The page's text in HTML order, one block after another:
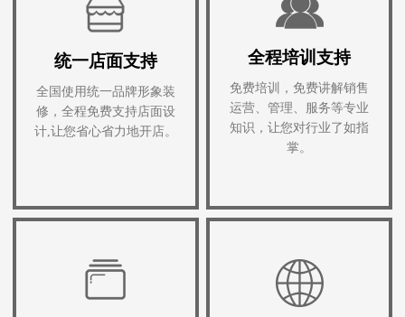
统一店面支持
全国使用统一品牌形象装
修，全程免费支持店面设
计,让您省心省力地开店。
全程培训支持
免费培训，免费讲解销售
运营、管理、服务等专业
知识，让您对行业了如指
掌。